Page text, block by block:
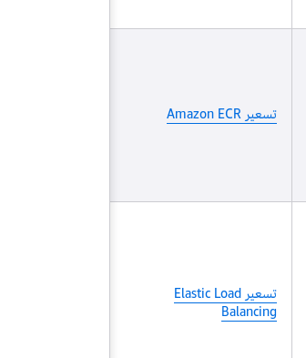
تسعير Amazon ECR
تسعير Elastic Load
Balancing